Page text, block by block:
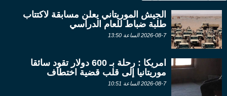
الجيش الموريتاني يعلن مسابقة لاكتتاب
طلبة ضباط للعام الدراسي
2026-08-7 الساعة 13:50
امريكا : رحلة بـ 600 دولار تقود سائقا
موريتانيا إلى قلب قضية اختطاف
2026-08-7 الساعة 10:51